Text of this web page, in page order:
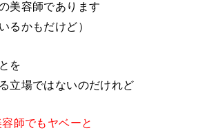
美容師であります
るかもだけど）
を
立場ではないのだけれど
師でもヤベーと